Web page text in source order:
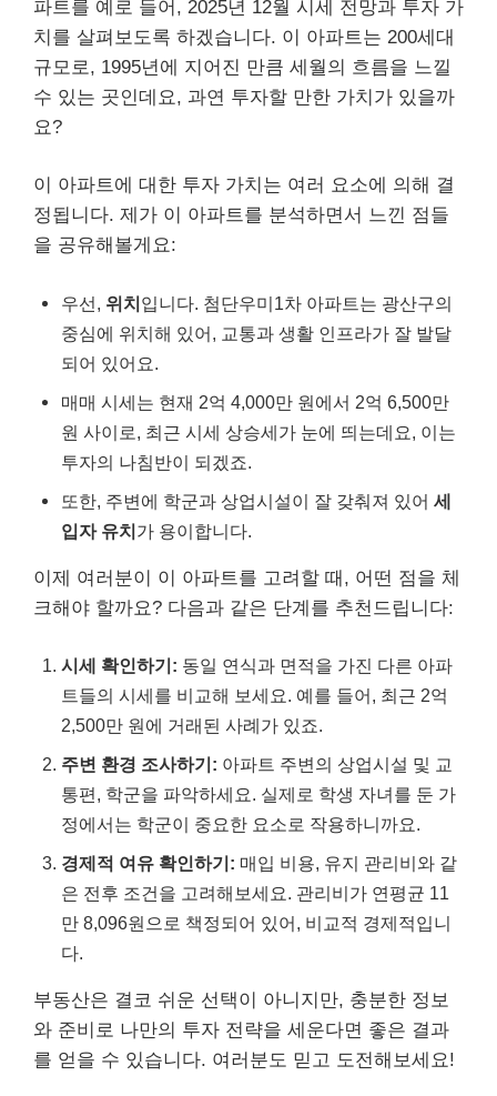
파트를 예로 들어, 2025년 12월 시세 전망과 투자 가
치를 살펴보도록 하겠습니다. 이 아파트는 200세대
규모로, 1995년에 지어진 만큼 세월의 흐름을 느낄
수 있는 곳인데요, 과연 투자할 만한 가치가 있을까
요?
이 아파트에 대한 투자 가치는 여러 요소에 의해 결
정됩니다. 제가 이 아파트를 분석하면서 느낀 점들
을 공유해볼게요:
우선, 위치입니다. 첨단우미1차 아파트는 광산구의
중심에 위치해 있어, 교통과 생활 인프라가 잘 발달
되어 있어요.
매매 시세는 현재 2억 4,000만 원에서 2억 6,500만
원 사이로, 최근 시세 상승세가 눈에 띄는데요, 이는
투자의 나침반이 되겠죠.
또한, 주변에 학군과 상업시설이 잘 갖춰져 있어 세
입자 유치가 용이합니다.
이제 여러분이 이 아파트를 고려할 때, 어떤 점을 체
크해야 할까요? 다음과 같은 단계를 추천드립니다:
시세 확인하기: 동일 연식과 면적을 가진 다른 아파
트들의 시세를 비교해 보세요. 예를 들어, 최근 2억
2,500만 원에 거래된 사례가 있죠.
주변 환경 조사하기: 아파트 주변의 상업시설 및 교
통편, 학군을 파악하세요. 실제로 학생 자녀를 둔 가
정에서는 학군이 중요한 요소로 작용하니까요.
경제적 여유 확인하기: 매입 비용, 유지 관리비와 같
은 전후 조건을 고려해보세요. 관리비가 연평균 11
만 8,096원으로 책정되어 있어, 비교적 경제적입니
다.
부동산은 결코 쉬운 선택이 아니지만, 충분한 정보
와 준비로 나만의 투자 전략을 세운다면 좋은 결과
를 얻을 수 있습니다. 여러분도 믿고 도전해보세요!